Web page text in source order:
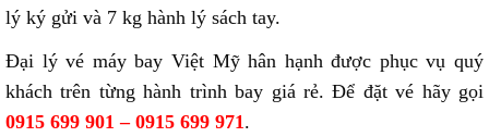
lý ký gửi và 7 kg hành lý sách tay.
Đại lý vé máy bay Việt Mỹ hân hạnh được phục vụ quý
khách trên từng hành trình bay giá rẻ. Để đặt vé hãy gọi
0915 699 901 – 0915 699 971.